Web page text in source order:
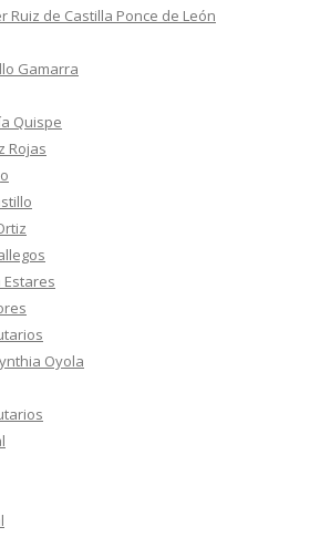
Ruiz de Castilla Ponce de León
Gamarra
Quispe
Rojas
Estares
Oyola